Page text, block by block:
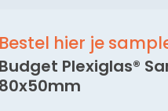
Bestel hier je
Budget Plexiglas®
80x50mm